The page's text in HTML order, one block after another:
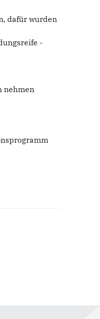
dafür wurden
-
nehmen